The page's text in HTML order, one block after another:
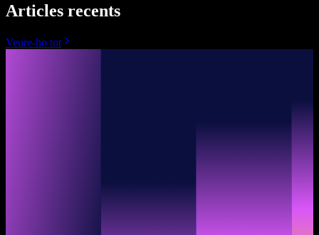
Articles recents
Veure-ho tot